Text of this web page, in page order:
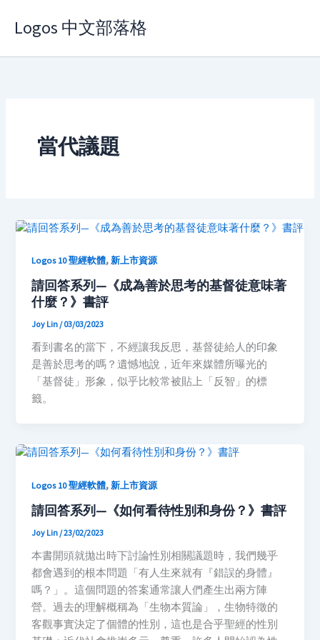
Logos 中文部落格
當代議題
Logos 10 聖經軟體,新上市資源
請回答系列—《成為善於思考的基督徒意味著
什麼？》書評
Joy Lin/03/03/2023
看到書名的當下，不經讓我反思，基督徒給人的印象
是善於思考的嗎？遺憾地說，近年來媒體所曝光的
「基督徒」形象，似乎比較常被貼上「反智」的標
籤。
Logos 10 聖經軟體,新上市資源
請回答系列—《如何看待性別和身份？》書評
Joy Lin/23/02/2023
本書開頭就拋出時下討論性別相關議題時，我們幾乎
都會遇到的根本問題「有人生來就有『錯誤的身體』
嗎？」。這個問題的答案通常讓人們產生出兩方陣
營。過去的理解概稱為「生物本質論」，生物特徵的
客觀事實決定了個體的性別，這也是合乎聖經的性別